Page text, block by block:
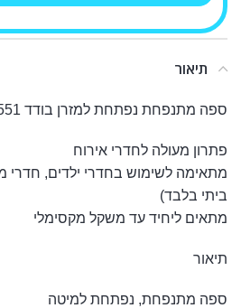
תיאור
ספה מתנפחת נפתחת למזרן בודד INTEX 66551
פתרון מעולה לחדרי אירוח
מתאימה לשימוש בחדרי ילדים, חדרי
ביתי בלבד)
מתאים ליחיד עד משקל מקסימלי
תיאור
ספה מתנפחת, נפתחת למיטה